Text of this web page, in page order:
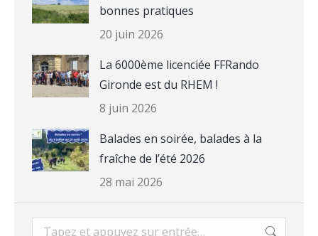
bonnes pratiques
20 juin 2026
La 6000ème licenciée FFRando
Gironde est du RHEM !
8 juin 2026
Balades en soirée, balades à la
fraîche de l’été 2026
28 mai 2026
Recherche